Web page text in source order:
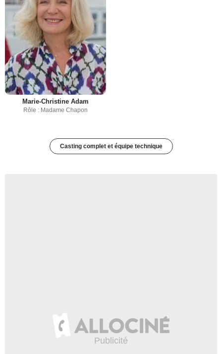
Marie-Christine Adam
Rôle : Madame Chapon
Casting complet et équipe technique